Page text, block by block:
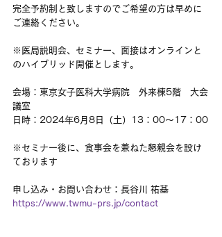
完全予約制と致しますのでご希望の方は早めに
ご連絡ください。
※医局説明会、セミナー、面接はオンラインと
のハイブリッド開催とします。
会場：東京女子医科大学病院　外来棟5階　大会
議室
日時：2024年6月8日（土）13：00～17：00
※セミナー後に、食事会を兼ねた懇親会を設け
ております
申し込み・お問い合わせ：長谷川 祐基
https://www.twmu-prs.jp/contact